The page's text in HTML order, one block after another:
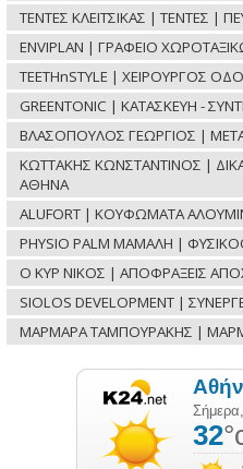
ΤΕΝΤΕΣ ΚΛΕΙΤΣΙΚΑΣ | ΤΕΝΤΕΣ |
ENVIPLAN | ΓΡΑΦΕΙΟ
TEETHnSTYLE | ΧΕΙΡΟΥΡΓΟΣ
GREENTONIC | ΚΑΤΑΣΚΕΥΗ -
ΒΛΑΣΟΠΟΥΛΟΣ ΓΕΩΡΓΙΟΣ |
ΚΩΤΤΑΚΗΣ ΚΩΝΣΤΑΝΤΙΝΟΣ |
ΑΘΗΝΑ
ALUFORT | ΚΟΥΦΩΜΑΤΑ
PHYSIO PALM ΜΑΜΑΛΗ |
Ο ΚΥΡ ΝΙΚΟΣ | ΑΠΟΦΡΑΞΕΙΣ
SIOLOS DEVELOPMENT |
ΜΑΡΜΑΡΑ ΤΑΜΠΟΥΡΑΚΗΣ |